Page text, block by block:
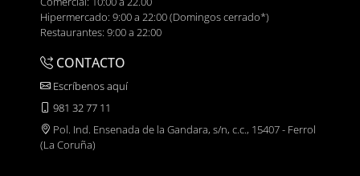
Hipermercado: 9:00 a 22:00 (Domingos cerrado*)
Restaurantes: 9:00 a 22:00
CONTACTO
Escríbenos aquí
981 32 77 11
Pol. Ind. Ensenada de la Gandara, s/n, c.c., 15407 - Ferrol
(La Coruña)